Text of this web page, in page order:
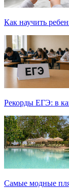
Как научить
Рекорды ЕГЭ: в
Самые модные